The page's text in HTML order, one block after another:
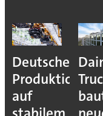
Deutsche
Produktion
auf